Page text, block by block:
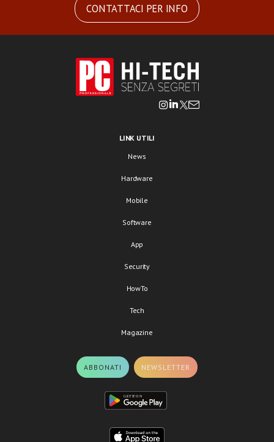
CONTATTACI PER INFO
LINK UTILI
News
Hardware
Mobile
Software
App
Security
HowTo
Tech
Magazine
ABBONATI NEWSLETTER